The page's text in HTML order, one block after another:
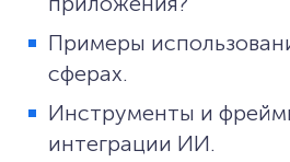
Примеры
сферах.
Инструменты и
интеграции ИИ.